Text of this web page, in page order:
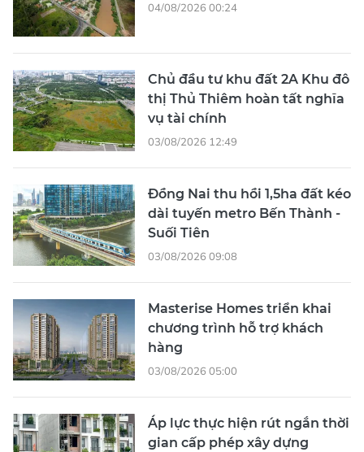
04/08/2026 00:24
Chủ đầu tư khu đất 2A Khu đô
thị Thủ Thiêm hoàn tất nghĩa
vụ tài chính
03/08/2026 12:49
Đồng Nai thu hồi 1,5ha đất kéo
dài tuyến metro Bến Thành -
Suối Tiên
03/08/2026 09:08
Masterise Homes triển khai
chương trình hỗ trợ khách
hàng
03/08/2026 05:00
Áp lực thực hiện rút ngắn thời
gian cấp phép xây dựng